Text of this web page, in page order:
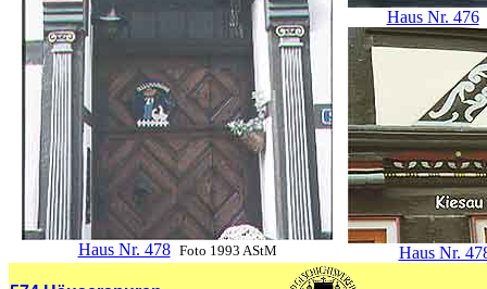
Haus Nr. 478 Foto 1993 AStM
Haus Nr. 476
Haus Nr.